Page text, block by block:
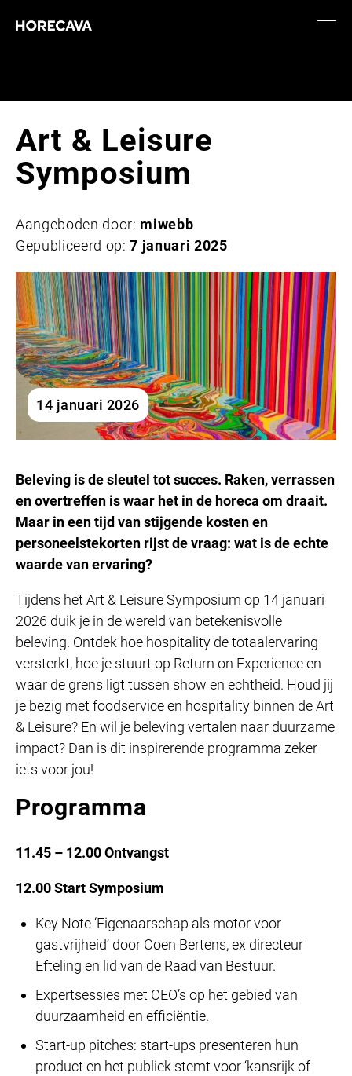
Art & Leisure
Symposium
Aangeboden door: miwebb
Gepubliceerd op:7 januari 2025
14 januari 2026
Beleving is de sleutel tot succes. Raken, verrassen
en overtreffen is waar het in de horeca om draait.
Maar in een tijd van stijgende kosten en
personeelstekorten rijst de vraag: wat is de echte
waarde van ervaring?
Tijdens het Art & Leisure Symposium op 14 januari
2026 duik je in de wereld van betekenisvolle
beleving. Ontdek hoe hospitality de totaalervaring
versterkt, hoe je stuurt op Return on Experience en
waar de grens ligt tussen show en echtheid. Houd jij
je bezig met foodservice en hospitality binnen de Art
& Leisure? En wil je beleving vertalen naar duurzame
impact? Dan is dit inspirerende programma zeker
iets voor jou!
Programma
11.45 – 12.00 Ontvangst
12.00 Start Symposium
Key Note ‘Eigenaarschap als motor voor
gastvrijheid’ door Coen Bertens, ex directeur
Efteling en lid van de Raad van Bestuur.
Expertsessies met CEO’s op het gebied van
duurzaamheid en efficiëntie.
Start-up pitches: start-ups presenteren hun
product en het publiek stemt voor ‘kansrijk of